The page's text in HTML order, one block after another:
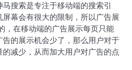
搜索是专注于移动端的搜索引
幕会有很大的限制，所以广告展
，在移动端的广告展示每页只能
告的展示机会少了，那么用户对于
减少，从而加大用户对广告的点